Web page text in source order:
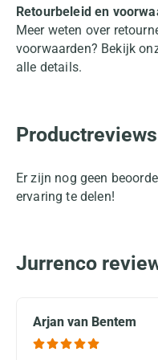
Retourbeleid en
Meer weten over
voorwaarden? Bekijk
alle details.
Productreviews
Er zijn nog geen
ervaring te delen!
Jurrenco
Arjan van Bentem